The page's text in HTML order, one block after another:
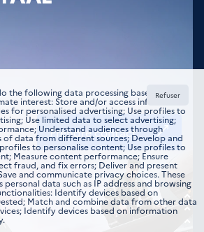
Prendre contact
the following data processing based on your
interest: Store and/or access information
for personalised advertising; Use profiles to
Use limited data to select advertising;
Understand audiences through
data from different sources; Develop and
to personalise content; Use profiles to
Measure content performance; Ensure
fraud, and fix errors; Deliver and present
and communicate privacy choices. These
data such as IP address and browsing
Identify devices based on
Match and combine data from other data
Identify devices based on information
Refuser